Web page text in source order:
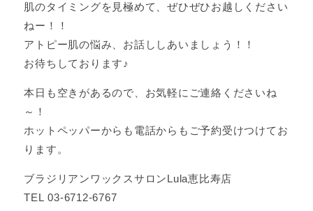
肌のタイミングを見極めて、ぜひぜひお越しください
ねー！！
アトピー肌の悩み、お話ししあいましょう！！
お待ちしております♪
本日も空きがあるので、お気軽にご連絡くださいね
～！
ホットペッパーからも電話からもご予約受けつけてお
ります。
ブラジリアンワックスサロンLula恵比寿店
TEL 03-6712-6767